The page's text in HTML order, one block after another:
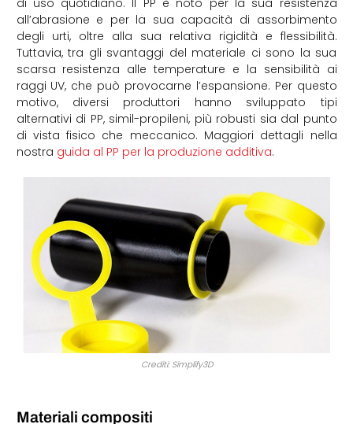
di uso quotidiano. Il PP è noto per la sua resistenza
all’abrasione e per la sua capacità di assorbimento
degli urti, oltre alla sua relativa rigidità e flessibilità.
Tuttavia, tra gli svantaggi del materiale ci sono la sua
scarsa resistenza alle temperature e la sensibilità ai
raggi UV, che può provocarne l’espansione. Per questo
motivo, diversi produttori hanno sviluppato tipi
alternativi di PP, simil-propileni, più robusti sia dal punto
di vista fisico che meccanico. Maggiori dettagli nella
nostra guida al PP per la produzione additiva.
Crediti: Simplify3D
Materiali compositi